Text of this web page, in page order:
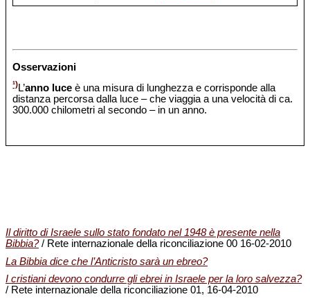
Osservazioni
¹)L’anno luce è una misura di lunghezza e corrisponde alla
distanza percorsa dalla luce – che viaggia a una velocità di ca.
300.000 chilometri al secondo – in un anno.
Il diritto di Israele sullo stato fondato nel 1948 è presente nella
Bibbia?/ Rete internazionale della riconciliazione 00 16-02-2010
La Bibbia dice che l’Anticristo sarà un ebreo?
I cristiani devono condurre gli ebrei in Israele per la loro salvezza?
/ Rete internazionale della riconciliazione 01, 16-04-2010